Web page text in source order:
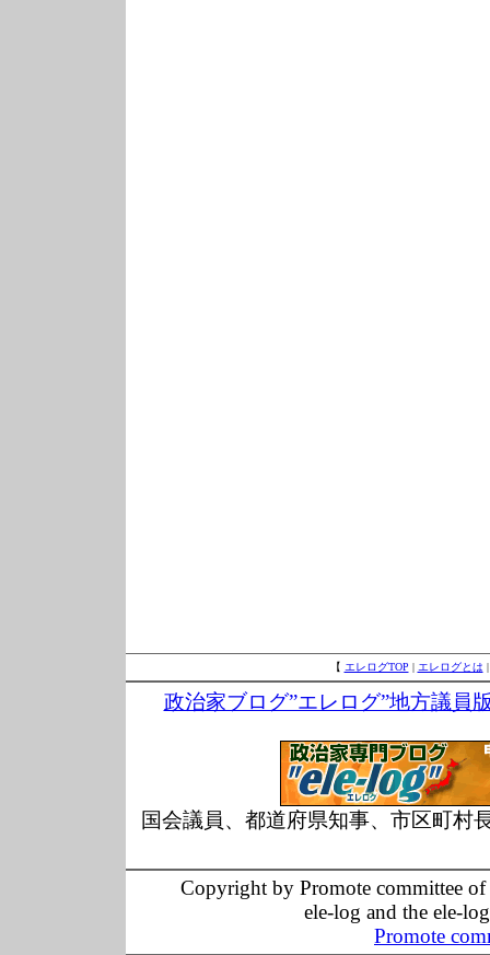
【 エレログTOP | エレログとは
政治家ブログ”エレログ”地方議員
国会議員、都道府県知事、市区町村
Copyright by Promote committee
ele-log and the ele-
Promote